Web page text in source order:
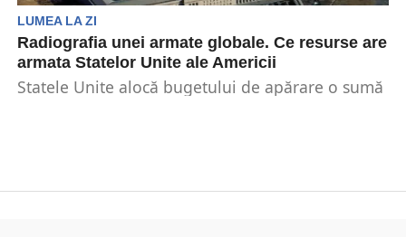
LUMEA LA ZI
Radiografia unei armate globale. Ce resurse are
armata Statelor Unite ale Americii
Statele Unite alocă bugetului de apărare o sumă